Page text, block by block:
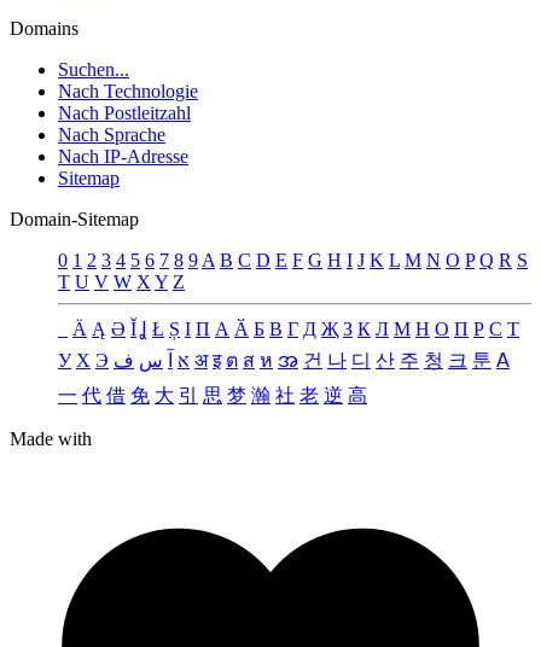
Domains
Suchen...
Nach Technologie
Nach Postleitzahl
Nach Sprache
Nach IP-Adresse
Sitemap
Domain-Sitemap
0 1 2 3 4 5 6 7 8 9 A B C D E F G H I J K L M N O P Q R S
T U V W X Y Z
Ä Ą Ə Ǐ Ʝ Ł Ș Ι Π А Ӑ Б В Г Д Җ З К Л М Н О П Р С Т
У Х Э א س ف अ इ ต ส ห အ 건 나 디 산 주 청 크 툰 ꓮ
一 代 借 免 大 引 思 梦 瀚 社 老 逆 高
Made with